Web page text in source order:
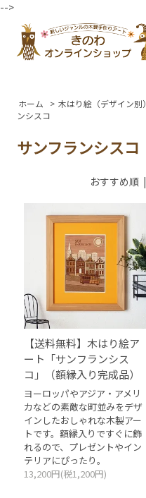
-->
ホーム > 木はり絵（デザイン別）
ンシスコ
サンフランシスコ
おすすめ順|
【送料無料】木はり絵ア
ート「サンフランシス
コ」（額縁入り完成品）
ヨーロッパやアジア・アメリ
カなどの素敵な町並みをデザ
インしたおしゃれな木製アー
トです。額縁入りですぐに飾
れるので、プレゼントやイン
テリアにぴったり。
13,200円(税1,200円)